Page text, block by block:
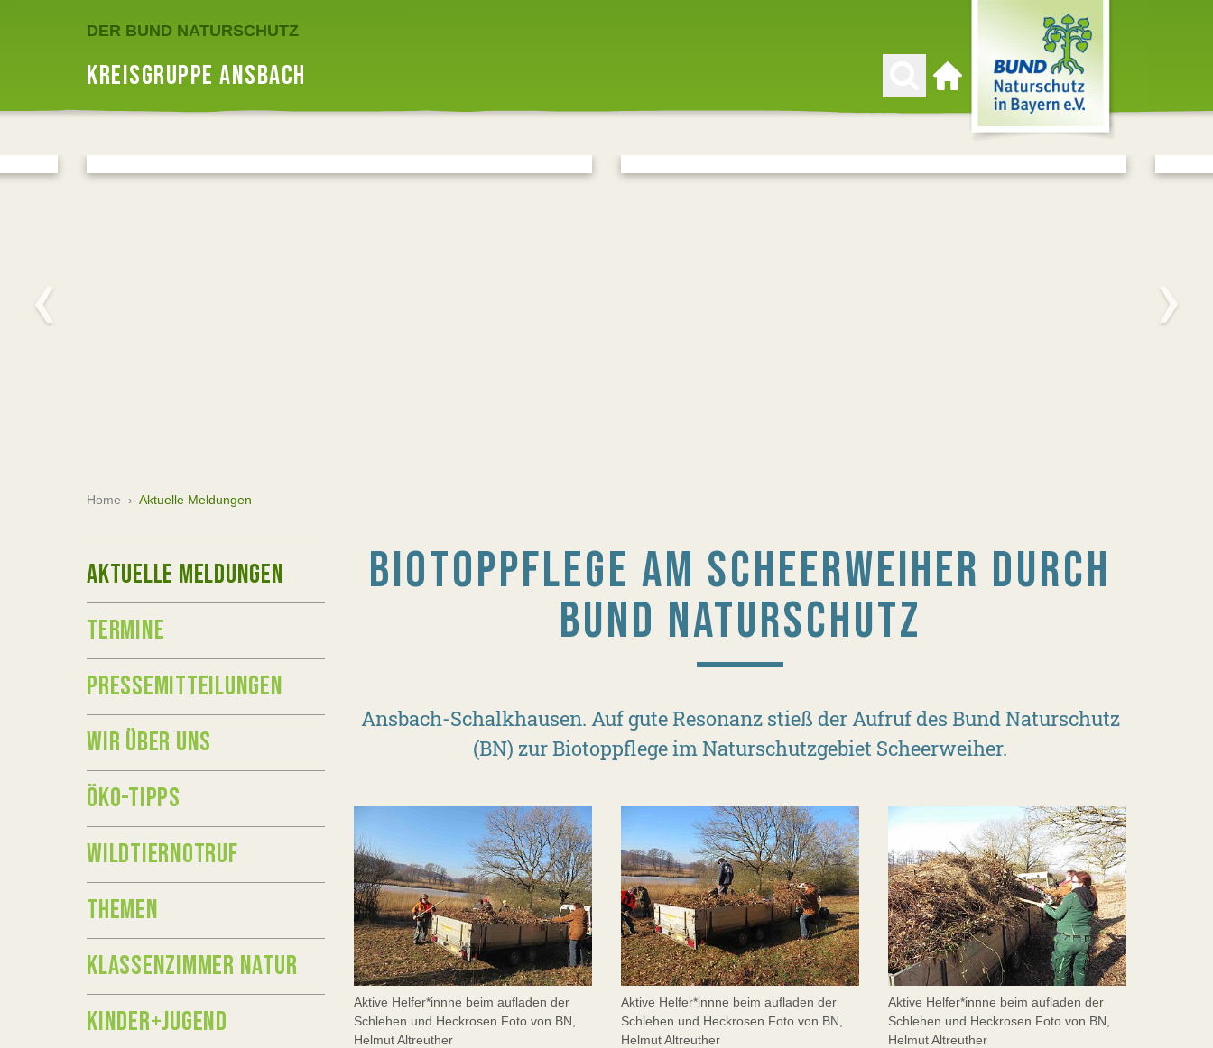
DER BUND NATURSCHUTZ
KREISGRUPPE ANSBACH
Zur Startseite
Home › Aktuelle Meldungen
BIOTOPPFLEGE AM SCHEERWEIHER DURCH
BUND NATURSCHUTZ
Ansbach-Schalkhausen. Auf gute Resonanz stieß der Aufruf des Bund Naturschutz
(BN) zur Biotoppflege im Naturschutzgebiet Scheerweiher.
Aktive Helfer*innne beim aufladen der
Schlehen und Heckrosen Foto von BN,
Helmut Altreuther
Aktive Helfer*innne beim aufladen der
Schlehen und Heckrosen Foto von BN,
Helmut Altreuther
Aktive Helfer*innne beim aufladen der
Schlehen und Heckrosen Foto von BN,
Helmut Altreuther
AKTUELLE MELDUNGEN
TERMINE
PRESSEMITTEILUNGEN
WIR ÜBER UNS
ÖKO-TIPPS
WILDTIERNOTRUF
THEMEN
KLASSENZIMMER NATUR
KINDER+JUGEND